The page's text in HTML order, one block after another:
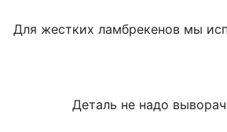
Для жестких ламбрекенов мы
Деталь не надо